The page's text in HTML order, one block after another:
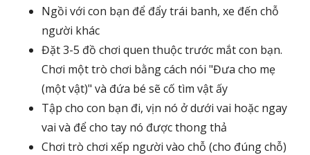
Ngồi với con bạn để đẩy trái banh, xe đến chỗ
người khác
Đặt 3-5 đồ chơi quen thuộc trước mắt con bạn.
Chơi một trò chơi bằng cách nói "Đưa cho mẹ
(một vật)" và đứa bé sẽ cố tìm vật ấy
Tập cho con bạn đi, vịn nó ở dưới vai hoặc ngay
vai và để cho tay nó được thong thả
Chơi trò chơi xếp người vào chỗ (cho đúng chỗ)